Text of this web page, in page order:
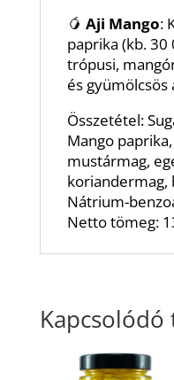
🥭 Aji Mango:
paprika (kb. 30
trópusi,
és
Összetétel:
Mango
mustármag,
koriandermag,
Nátrium-
Netto tömeg: